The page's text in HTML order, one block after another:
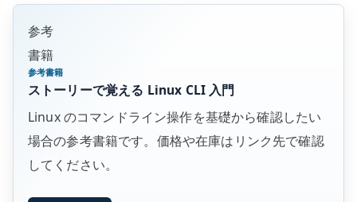
参考
書籍
参考書籍
ストーリーで覚える Linux CLI 入門
Linux のコマンドライン操作を基礎から確認したい
場合の参考書籍です。価格や在庫はリンク先で確認
してください。